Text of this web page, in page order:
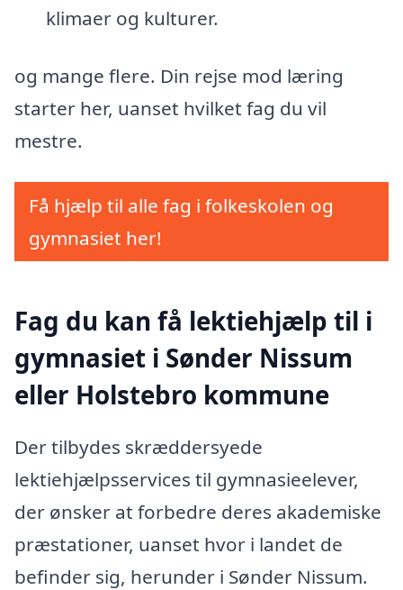
klimaer og kulturer.
og mange flere. Din rejse mod læring
starter her, uanset hvilket fag du vil
mestre.
Få hjælp til alle fag i folkeskolen og
gymnasiet her!
Fag du kan få lektiehjælp til i
gymnasiet i Sønder Nissum
eller Holstebro kommune
Der tilbydes skræddersyede
lektiehjælpsservices til gymnasieelever,
der ønsker at forbedre deres akademiske
præstationer, uanset hvor i landet de
befinder sig, herunder i Sønder Nissum.